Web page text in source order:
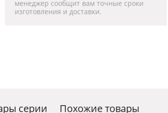
менеджер сообщит вам точные сроки
изготовления и доставки.
серии Похожие товары